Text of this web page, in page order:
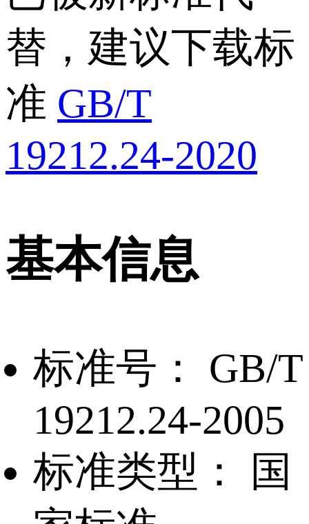
替，建议下载标
准 GB/T
19212.24-2020
基本信息
标准号：
GB/T
19212.24-2005
标准类型：
国